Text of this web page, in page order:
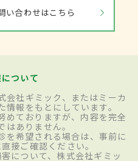
い合わせはこちら
ついて
会社ギミック、またはミーカ
報をもとにしています。
めておりますが、内容を完全
はありません。
を希望される場合は、事前に
接ご確認ください。
について、株式会社ギミッ